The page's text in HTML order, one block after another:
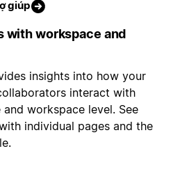
giúp
with workspace and
insights into how your
interact with
workspace level. See
individual pages and the